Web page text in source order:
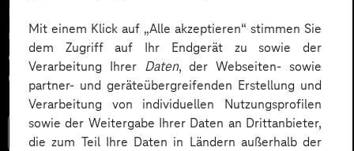
Mit einem Klick auf „Alle akzeptieren“ stimmen Sie
dem Zugriff auf Ihr Endgerät zu sowie der
Verarbeitung Ihrer Daten, der Webseiten- sowie
partner- und geräteübergreifenden Erstellung und
Verarbeitung von individuellen Nutzungsprofilen
sowie der Weitergabe Ihrer Daten an Drittanbieter,
die zum Teil Ihre Daten in Ländern außerhalb der
Einführung von künstlicher Intelligenz zeigt sich, dass
nicht die Technik über Erfolg oder Misserfolg
entscheidet, sondern die Veränderungskompetenz der
Organisation.
Mehr lesen